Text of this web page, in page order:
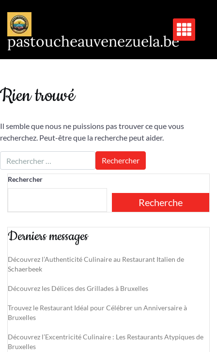
contenu
pastoucheauvenezuela.be
Rien trouvé
Il semble que nous ne puissions pas trouver ce que vous
recherchez. Peut-être que la recherche peut aider.
Rechercher
Recherche
Derniers messages
Découvrez l’Authenticité Culinaire au Restaurant Italien de
Schaerbeek
Découvrez les Délices des Grillades à Bruxelles
Trouvez le Restaurant Idéal pour Célébrer un Anniversaire à
Bruxelles
Découvrez l’Excentricité Culinaire : Les Restaurants Atypiques de
Bruxelles